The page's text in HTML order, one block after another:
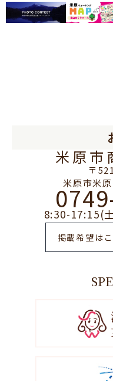
米原市
〒
米原市米
8:30-17:15(
掲載希望は